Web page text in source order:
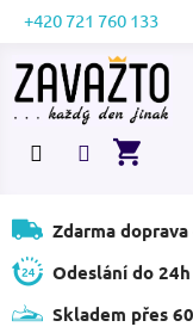
Přejít
obsah
+420 721 760 133
Zdarma
Odeslání do 24h
Skladem přes